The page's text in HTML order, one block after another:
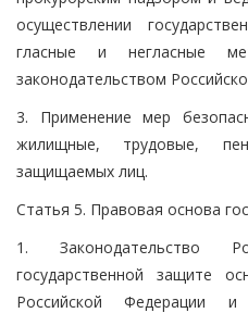
осуществлении
гласные и негласные
законодательством
3. Применение мер
жилищные, трудовые,
защищаемых лиц.
Статья 5. Правовая основа
1. Законодательство
государственной защите
Российской Федерации